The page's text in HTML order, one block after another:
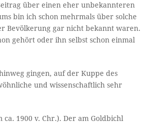
über einen eher unbekannteren
bin ich schon mehrmals über solche
Bevölkerung gar nicht bekannt waren.
gehört oder ihn selbst schon einmal
gingen, auf der Kuppe des
und wissenschaftlich sehr
1900 v. Chr.). Der am Goldbichl